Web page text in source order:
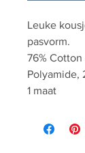
Leuke
pasvorm.
76% Cotton
Polyamide,
1 maat